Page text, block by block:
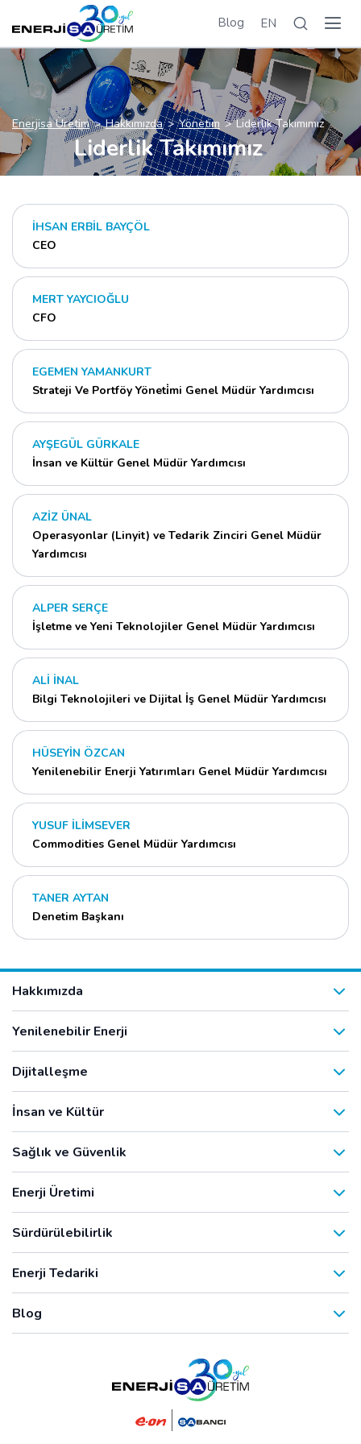
Blog EN
Enerjisa Üretim Hakkımızda Yönetim Liderlik Takımımız
Liderlik Takımımız
İHSAN ERBİL BAYÇÖL
CEO
MERT YAYCIOĞLU
CFO
EGEMEN YAMANKURT
Strateji Ve Portföy Yöneti̇mi Genel Müdür Yardımcısı
AYŞEGÜL GÜRKALE
İnsan ve Kültür Genel Müdür Yardımcısı
AZİZ ÜNAL
Operasyonlar (Linyit) ve Tedarik Zinciri Genel Müdür
Yardımcısı
ALPER SERÇE
İşletme ve Yeni Teknolojiler Genel Müdür Yardımcısı
ALİ İNAL
Bilgi Teknolojileri ve Dijital İş Genel Müdür Yardımcısı
HÜSEYİN ÖZCAN
Yenilenebilir Enerji Yatırımları Genel Müdür Yardımcısı
YUSUF İLİMSEVER
Commodities Genel Müdür Yardımcısı
TANER AYTAN
Denetim Başkanı
Hakkımızda
Yenilenebilir Enerji
Dijitalleşme
İnsan ve Kültür
Sağlık ve Güvenlik
Enerji Üretimi
Sürdürülebilirlik
Enerji Tedariki
Blog